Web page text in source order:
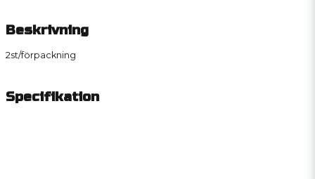
Beskrivning
2st/förpackning
Specifikation